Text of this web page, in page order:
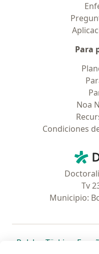
Para
Noa
Condiciones
Tv
Municipio:
Polska se abre en
Türkiye se
España